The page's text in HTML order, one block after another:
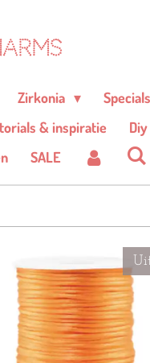
Zirkonia Specials
& inspiratie
SALE